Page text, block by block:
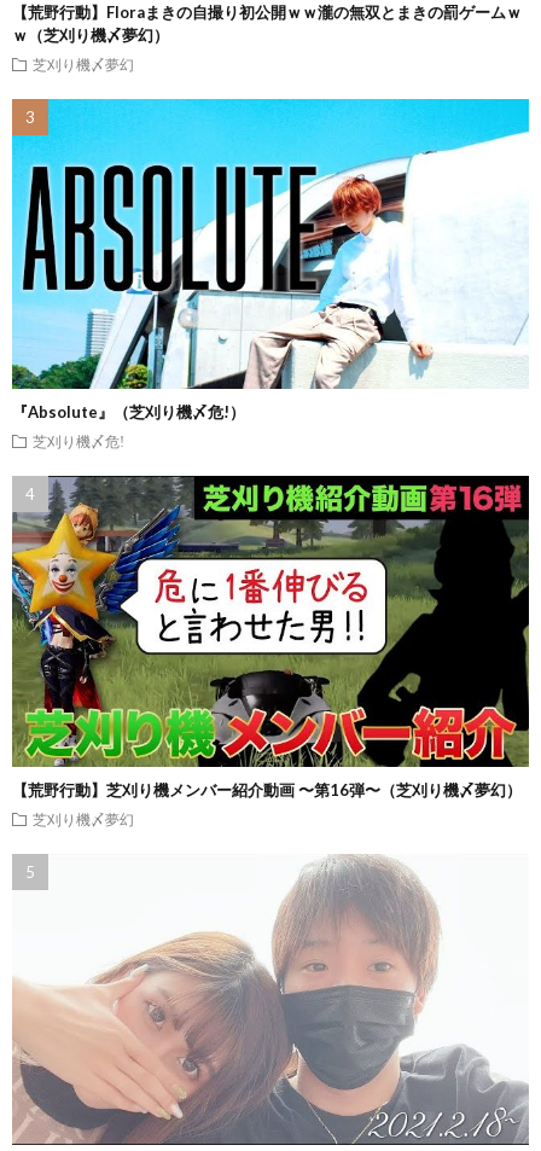
【荒野行動】Floraまきの自撮り初公開ｗｗ瀧の無双とまきの罰ゲームｗ
ｗ（芝刈り機〆夢幻）
芝刈り機〆夢幻
『Absolute』（芝刈り機〆危!）
芝刈り機〆危!
【荒野行動】芝刈り機メンバー紹介動画 〜第16弾〜（芝刈り機〆夢幻）
芝刈り機〆夢幻